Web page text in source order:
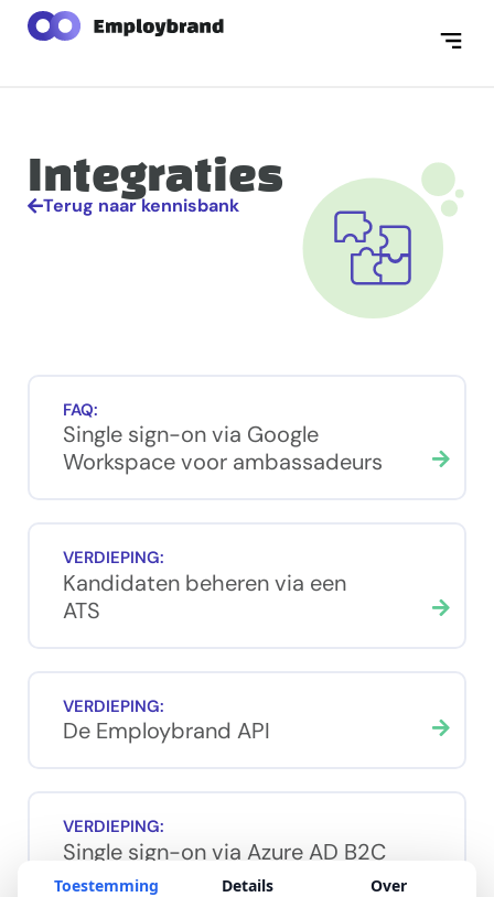
Integraties
Terug naar kennisbank
FAQ:
Single sign-on via Google
Workspace voor ambassadeurs
VERDIEPING:
Kandidaten beheren via een
ATS
VERDIEPING:
De Employbrand API
VERDIEPING:
Single sign-on via Azure AD B2C
voor ambassadeurs
Toestemming Details Over